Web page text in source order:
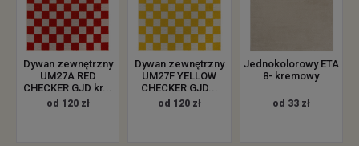
Dywan zewnętrzny
UM27A RED
CHECKER GJD kr...
od 120 zł
Dywan zewnętrzny
UM27F YELLOW
CHECKER GJD...
od 120 zł
Jednokolorowy ETA
8- kremowy
od 33 zł